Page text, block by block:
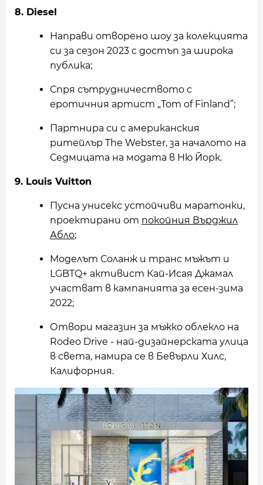
8. Diesel
Направи отворено шоу за колекцията
си за сезон 2023 с достъп за широка
публика;
Спря сътрудничеството с
еротичния артист „Tom of Finland”;
Партнира си с американския
ритейлър The Webster, за началото на
Седмицата на модата в Ню Йорк.
9. Louis Vuitton
Пусна унисекс устойчиви маратонки,
проектирани от покойния Върджил
Абло;
Моделът Соланж и транс мъжът и
LGBTQ+ активист Кай-Исая Джамал
участват в кампанията за есен-зима
2022;
Отвори магазин за мъжко облекло на
Rodeo Drive - най-дизайнерската улица
в света, намира се в Бевърли Хилс,
Калифорния.